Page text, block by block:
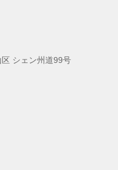
シェン州道99号